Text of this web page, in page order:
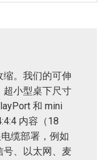
。我们的可伸
超小型桌下尺寸
和 mini
内容（18
缆部署，例如
号、以太网、麦